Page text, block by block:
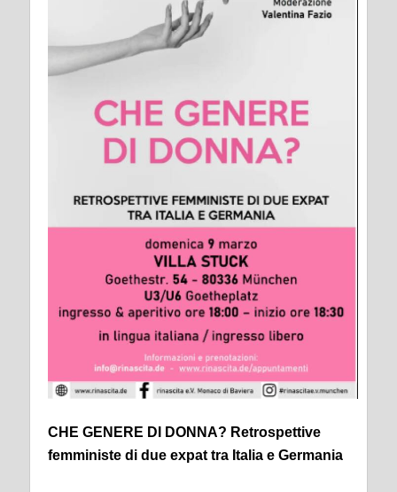
CHE GENERE DI DONNA? Retrospettive
femministe di due expat tra Italia e Germania